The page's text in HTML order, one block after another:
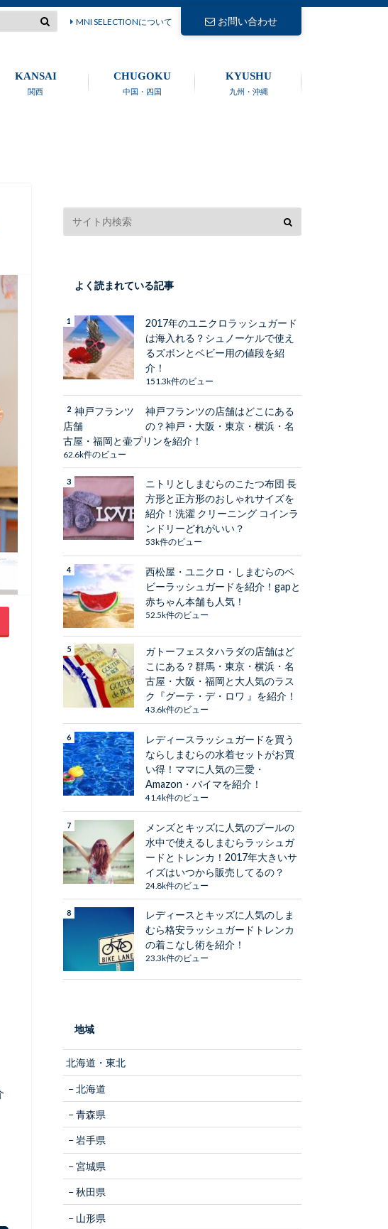
お問い合わせ
MNI SELECTIONについて
関西
KANSAI
中国・四国
CHUGOKU
九州・沖縄
KYUSHU
よく読まれている記事
2017年のユニクロラッシュガード
は海入れる？シュノーケルで使え
るズボンとベビー用の値段を紹
介！
151.3k件のビュー
神戸フランツの店舗はどこにある
の？神戸・大阪・東京・横浜・名
古屋・福岡と壷プリンを紹介！
62.6k件のビュー
ニトリとしまむらのこたつ布団 長
方形と正方形のおしゃれサイズを
紹介！洗濯 クリーニング コインラ
ンドリーどれがいい？
53k件のビュー
西松屋・ユニクロ・しまむらのベ
ビーラッシュガードを紹介！gapと
赤ちゃん本舗も人気！
52.5k件のビュー
ガトーフェスタハラダの店舗はど
こにある？群馬・東京・横浜・名
古屋・大阪・福岡と大人気のラス
ク『グーテ・デ・ロワ 』を紹介！
43.6k件のビュー
レディースラッシュガードを買う
ならしまむらの水着セットがお買
い得！ママに人気の三愛・
Amazon・バイマを紹介！
41.4k件のビュー
メンズとキッズに人気のプールの
水中で使えるしまむらラッシュガ
ードとトレンカ！2017年大きいサ
イズはいつから販売してるの？
24.8k件のビュー
レディースとキッズに人気のしま
むら格安ラッシュガードトレンカ
の着こなし術を紹介！
23.3k件のビュー
地域
北海道・東北
北海道
青森県
岩手県
宮城県
秋田県
山形県